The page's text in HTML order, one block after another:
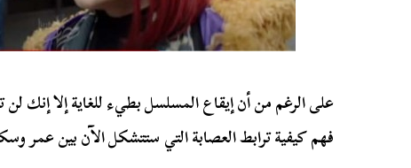
على الرغم من أن إيقاع المسلسل بطيء للغاية إلا إنك
فهم كيفية ترابط العصابة التي ستتشكل الآن بين عمر